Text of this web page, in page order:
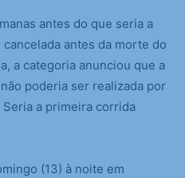
antes do que seria a
antes da morte do
a categoria anunciou que a
poderia ser realizada por
Seria a primeira corrida
(13) à noite em